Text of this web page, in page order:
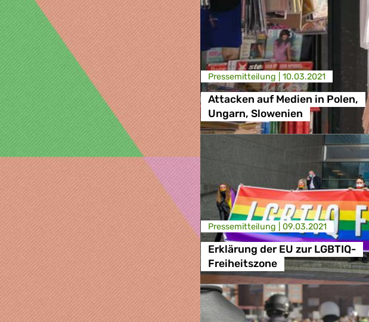
Presse­mitteilung | 10.03.2021
Attacken auf Medien in Polen,
Ungarn, Slowenien
Presse­mitteilung | 09.03.2021
Erklärung der EU zur LGBTIQ-
Freiheitszone